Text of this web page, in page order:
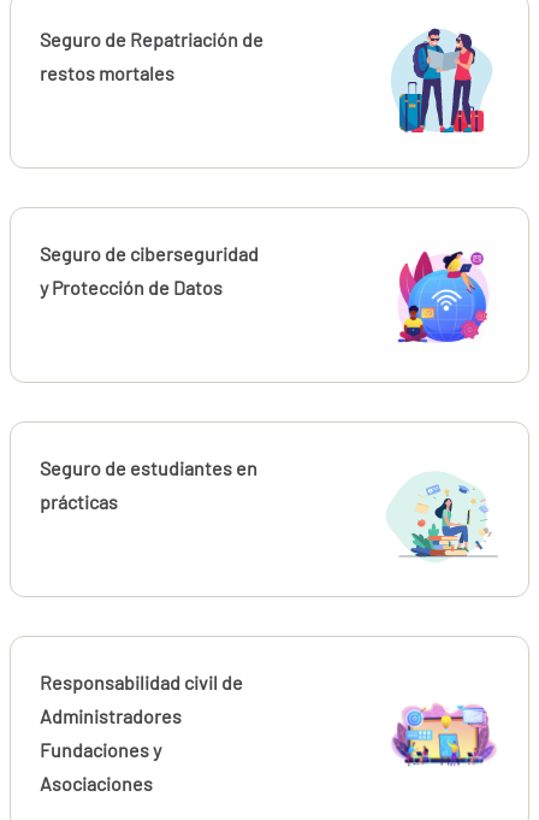
Seguro de Repatriación de
restos mortales
Seguro de ciberseguridad
y Protección de Datos
Seguro de estudiantes en
prácticas
Responsabilidad civil de
Administradores
Fundaciones y
Asociaciones